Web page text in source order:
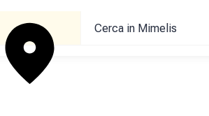
Cerca in Mimelis